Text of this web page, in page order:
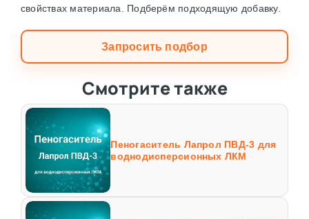
свойствах материала. Подберём подходящую добавку.
Запросить подбор
Смотрите также
Пеногаситель Лапрол ПВД-3 для
воднодисперсионных ЛКМ